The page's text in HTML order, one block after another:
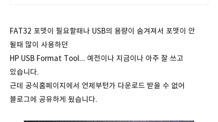
FAT32 포맷이 필요할때나 USB의 용량이 숨겨져서 포맷이 안
될때 많이 사용하던
HP USB Format Tool... 예전이나 지금이나 아주 잘 쓰고
있습니다.
근데 공식홈페이지에서 언제부턴가 다운로드 받을 수 없어
블로그에 공유하게 됬습니다.